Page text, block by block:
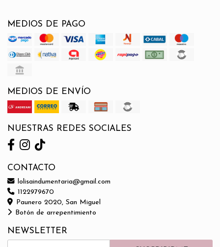
MEDIOS DE PAGO
MEDIOS DE ENVÍO
NUESTRAS REDES SOCIALES
CONTACTO
lolisaindumentaria@gmail.com
1122979670
Paunero 2020, San Miguel
Botón de arrepentimiento
NEWSLETTER